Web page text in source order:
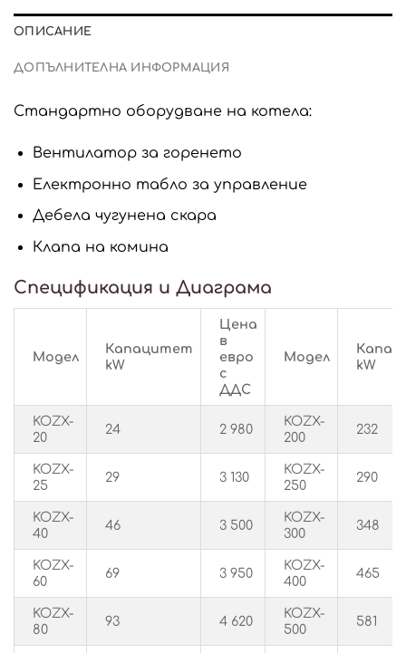
ОПИСАНИЕ
ДОПЪЛНИТЕЛНА ИНФОРМАЦИЯ
Стандартно оборудване на котела:
Вентилатор за горенето
Електронно табло за управление
Дебела чугунена скара
Клапа на комина
Спецификация и Диаграма
Модел
Капацитет
kW
Цена
в
евро
с
ДДС
Модел
kW
KOZX-
20
24 2 980
KOZX-
200
232
KOZX-
25
29 3 130
KOZX-
250
290
KOZX-
40
46 3 500
KOZX-
300
348
KOZX-
60
69 3 950
KOZX-
400
465
KOZX-
80
93 4 620
KOZX-
500
581